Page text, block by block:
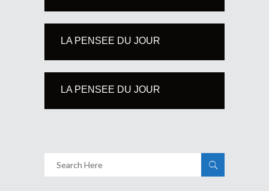
LA PENSEE DU JOUR
LA PENSEE DU JOUR